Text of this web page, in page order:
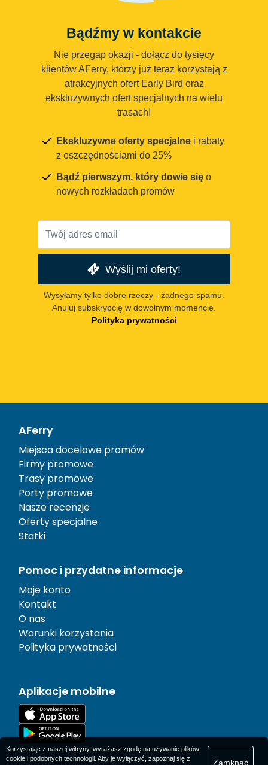
Bądźmy w kontakcie
Nie przegap okazji - dołącz do tysięcy
klientów AFerry, którzy już teraz korzystają z
atrakcyjnych ofert Early Bird oraz
ekskluzywnych ofert specjalnych na wielu
trasach!
Ekskluzywne oferty specjalne i rabaty
z oszczędnościami do 25%
Bądź pierwszym, który dowie się o
nowych rozkładach promów
Wyślij mi oferty!
Wysyłamy tylko dobre rzeczy - żadnego spamu.
Anuluj subskrypcję w dowolnym momencie.
Polityka prywatności
AFerry
Miejsca docelowe promów
Firmy promowe
Trasy promowe
Porty promowe
Nasze recenzje
Oferty specjalne
Statki
Pomoc i przydatne informacje
Moje konto
Kontakt
O nas
Warunki korzystania
Polityka prywatności
Aplikacje mobilne
Korzystając z naszej witryny, wyrażasz zgodę na używanie plików
cookie i podobnych technologii. Aby je wyłączyć, zapoznaj się z
Zamknąć